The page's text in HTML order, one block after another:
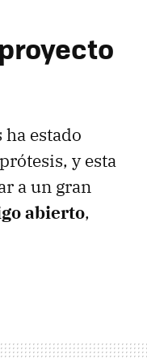
estado
y esta
a un gran
abierto,